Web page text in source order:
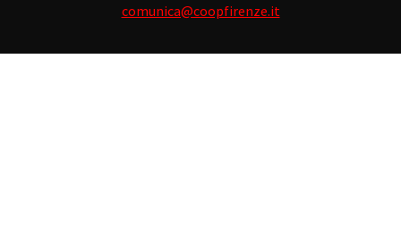
comunica@coopfirenze.it